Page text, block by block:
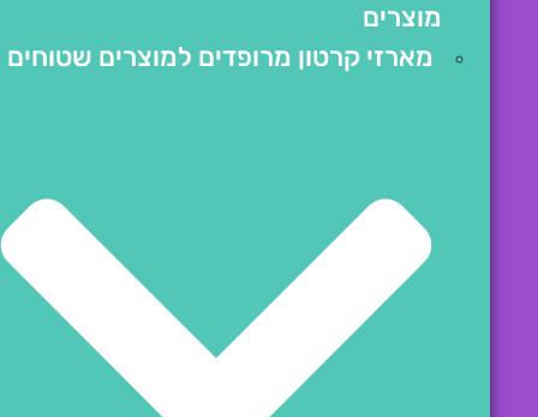
מוצרים
מארזי קרטון מרופדים למוצרים שטוחים